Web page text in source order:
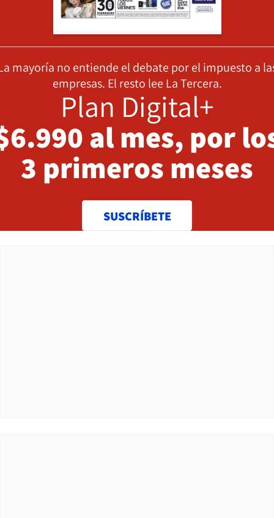
mayoría no entiende el debate por el impuesto a
empresas. El resto lee La Tercera.
Plan Digital+
al mes, por
3 primeros meses
SUSCRÍBETE